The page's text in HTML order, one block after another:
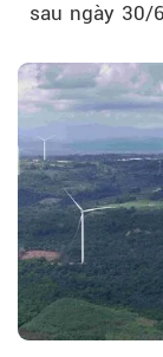
sau ngày 30/